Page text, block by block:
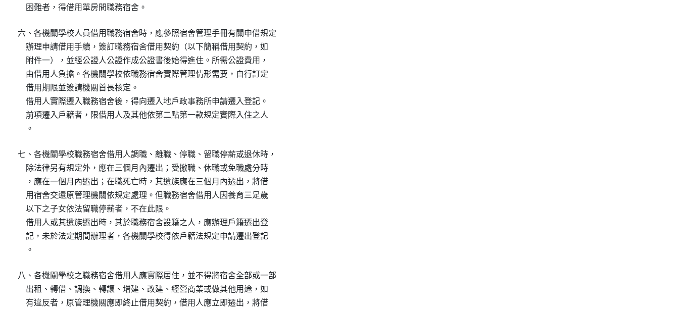
    困難者，得借用單房間職務宿舍。
六、各機關學校人員借用職務宿舍時，應參照宿舍管理手冊有關申借規定
    辦理申請借用手續，簽訂職務宿舍借用契約（以下簡稱借用契約，如
    附件一），並經公證人公證作成公證書後始得進住。所需公證費用，
    由借用人負擔。各機關學校依職務宿舍實際管理情形需要，自行訂定
    借用期限並簽請機關首長核定。
    借用人實際遷入職務宿舍後，得向遷入地戶政事務所申請遷入登記。
    前項遷入戶籍者，限借用人及其他依第二點第一款規定實際入住之人
    。
七、各機關學校職務宿舍借用人調職、離職、停職、留職停薪或退休時，
    除法律另有規定外，應在三個月內遷出；受撤職、休職或免職處分時
    ，應在一個月內遷出；在職死亡時，其遺族應在三個月內遷出，將借
    用宿舍交還原管理機關依規定處理。但職務宿舍借用人因養育三足歲
    以下之子女依法留職停薪者，不在此限。
    借用人或其遺族遷出時，其於職務宿舍設籍之人，應辦理戶籍遷出登
    記，未於法定期間辦理者，各機關學校得依戶籍法規定申請遷出登記
    。
八、各機關學校之職務宿舍借用人應實際居住，並不得將宿舍全部或一部
    出租、轉借、調換、轉讓、增建、改建、經營商業或做其他用途，如
    有違反者，原管理機關應即終止借用契約，借用人應立即遷出，將借